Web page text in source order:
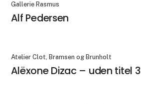
Gallerie Rasmus
Alf Pedersen
Atelier Clot, Bramsen og Brunholt
Alëxone Dizac – uden titel 3